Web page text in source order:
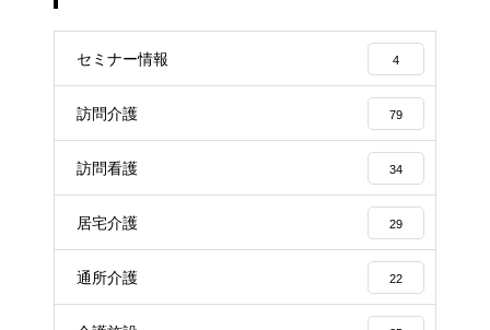
セミナー情報 4
訪問介護 79
訪問看護 34
居宅介護 29
通所介護 22